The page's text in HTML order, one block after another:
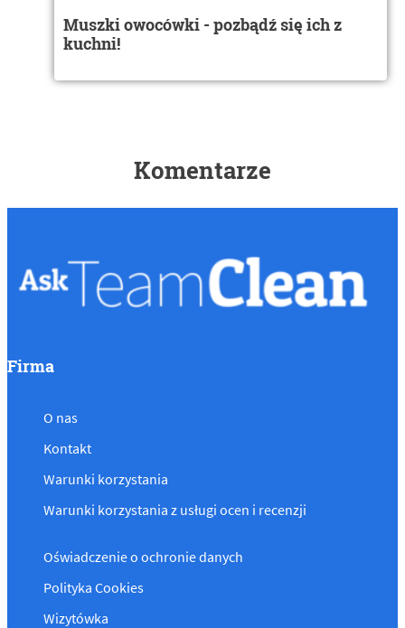
Muszki owocówki - pozbądź się ich z
kuchni!
Komentarze
Firma
O nas
Kontakt
Warunki korzystania
Warunki korzystania z usługi ocen i recenzji
Oświadczenie o ochronie danych
Polityka Cookies
Wizytówka